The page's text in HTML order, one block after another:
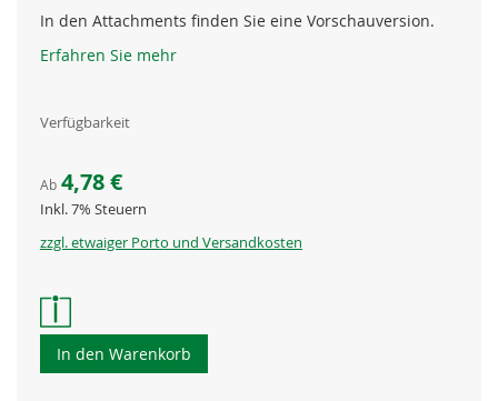
In den Attachments finden Sie eine Vorschauversion.
Erfahren Sie mehr
Verfügbarkeit
Ab 4,78 €
Inkl. 7% Steuern
zzgl. etwaiger Porto und Versandkosten
In den Warenkorb